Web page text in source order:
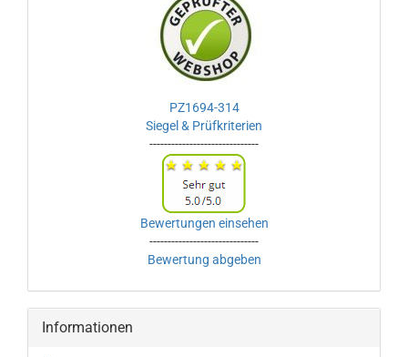
PZ1694-314
Siegel & Prüfkriterien
------------------------------
Bewertungen einsehen
------------------------------
Bewertung abgeben
Informationen